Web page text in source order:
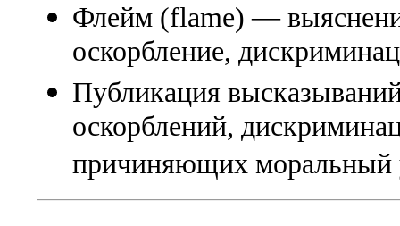
Флейм (flame) —
оскорбление,
Публикация
оскорблений,
причиняющих моральный